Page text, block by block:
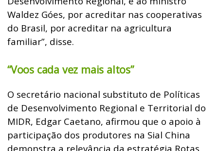
Waldez Góes, por acreditar nas cooperativas
do Brasil, por acreditar na agricultura
familiar”, disse.
“Voos cada vez mais altos”
O secretário nacional substituto de Políticas
de Desenvolvimento Regional e Territorial do
MIDR, Edgar Caetano, afirmou que o apoio à
participação dos produtores na Sial China
demonstra a relevância da estratégia Rotas